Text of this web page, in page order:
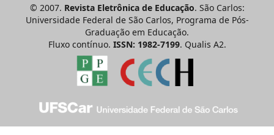
© 2007. Revista Eletrônica de Educação. São Carlos:
Universidade Federal de São Carlos, Programa de Pós-
Graduação em Educação.
Fluxo contínuo. ISSN: 1982-7199. Qualis A2.